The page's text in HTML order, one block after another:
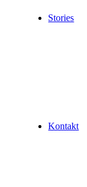
Stories
Kontakt